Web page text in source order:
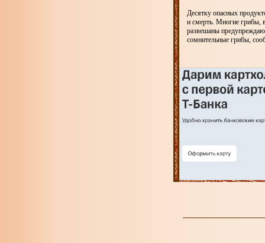
Десятку опасных
и смерть. Многие грибы,
развешаны
сомнительные грибы,